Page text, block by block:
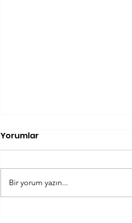
Yorumlar
Bir yorum yazın...